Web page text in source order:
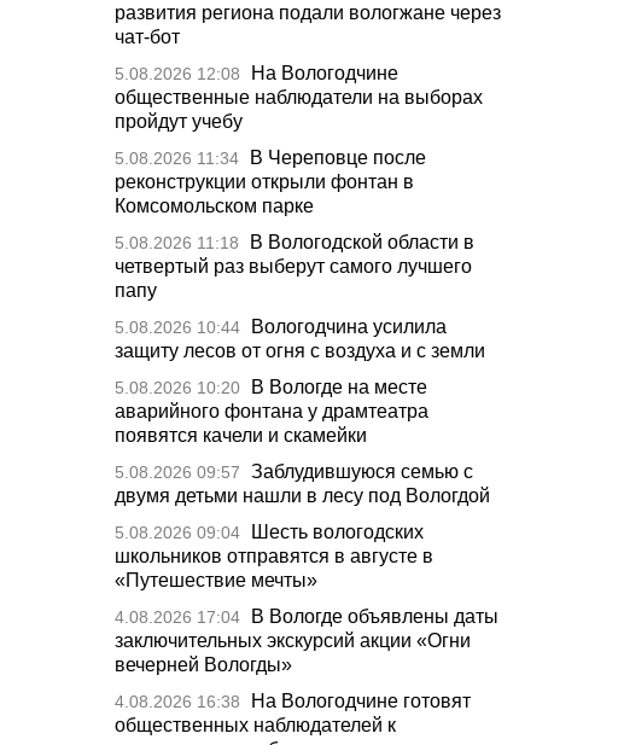
развития региона подали вологжане через
чат-бот
5.08.2026 12:08
На Вологодчине
общественные наблюдатели на выборах
пройдут учебу
5.08.2026 11:34
В Череповце после
реконструкции открыли фонтан в
Комсомольском парке
5.08.2026 11:18
В Вологодской области в
четвертый раз выберут самого лучшего
папу
5.08.2026 10:44
Вологодчина усилила
защиту лесов от огня с воздуха и с земли
5.08.2026 10:20
В Вологде на месте
аварийного фонтана у драмтеатра
появятся качели и скамейки
5.08.2026 09:57
Заблудившуюся семью с
двумя детьми нашли в лесу под Вологдой
5.08.2026 09:04
Шесть вологодских
школьников отправятся в августе в
«Путешествие мечты»
4.08.2026 17:04
В Вологде объявлены даты
заключительных экскурсий акции «Огни
вечерней Вологды»
4.08.2026 16:38
На Вологодчине готовят
общественных наблюдателей к